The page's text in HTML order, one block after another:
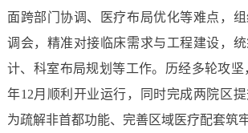
面跨部门协调、医疗布局优化等难点，
调会，精准对接临床需求与工程建设，
计、科室布局规划等工作。历经多轮攻坚
年12月顺利开业运行，同时完成两院区提
为疏解非首都功能、完善区域医疗配套筑